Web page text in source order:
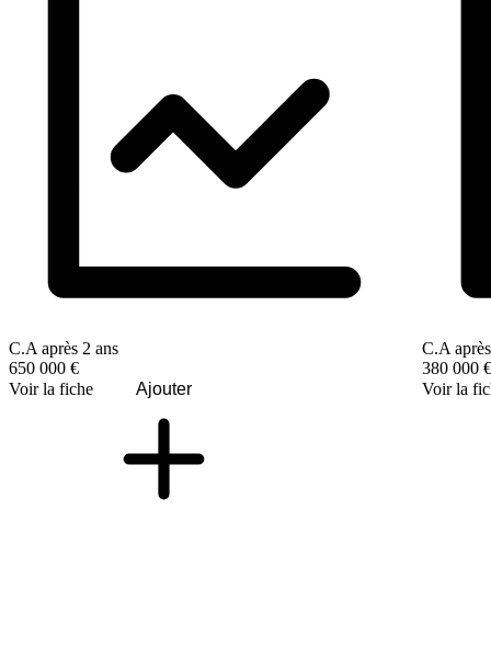
C.A après 2 ans
650 000 €
Voir la fiche
Ajouter
C.A
380 000 €
Voir la